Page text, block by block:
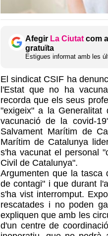
Afegir La Ciutat com
gratuïta
Estigues informat amb les
El sindicat CSIF ha
l'Estat que no ha
recorda que els seus
"exigeix" a la Generalitat
vacunació de la covid-
Salvament Marítim de
Marítim de Catalunya
s'ha vacunat el personal
Civil de Catalunya".
Argumenten que la tasca
de contagi" i que durant
s'ha vist interromput.
rescatades i no poden
expliquen que amb les
d'un centre de